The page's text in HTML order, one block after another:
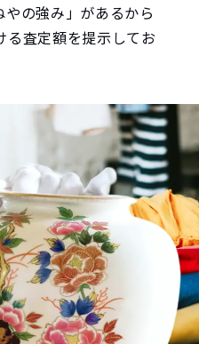
の強み」があるから
る査定額を提示してお